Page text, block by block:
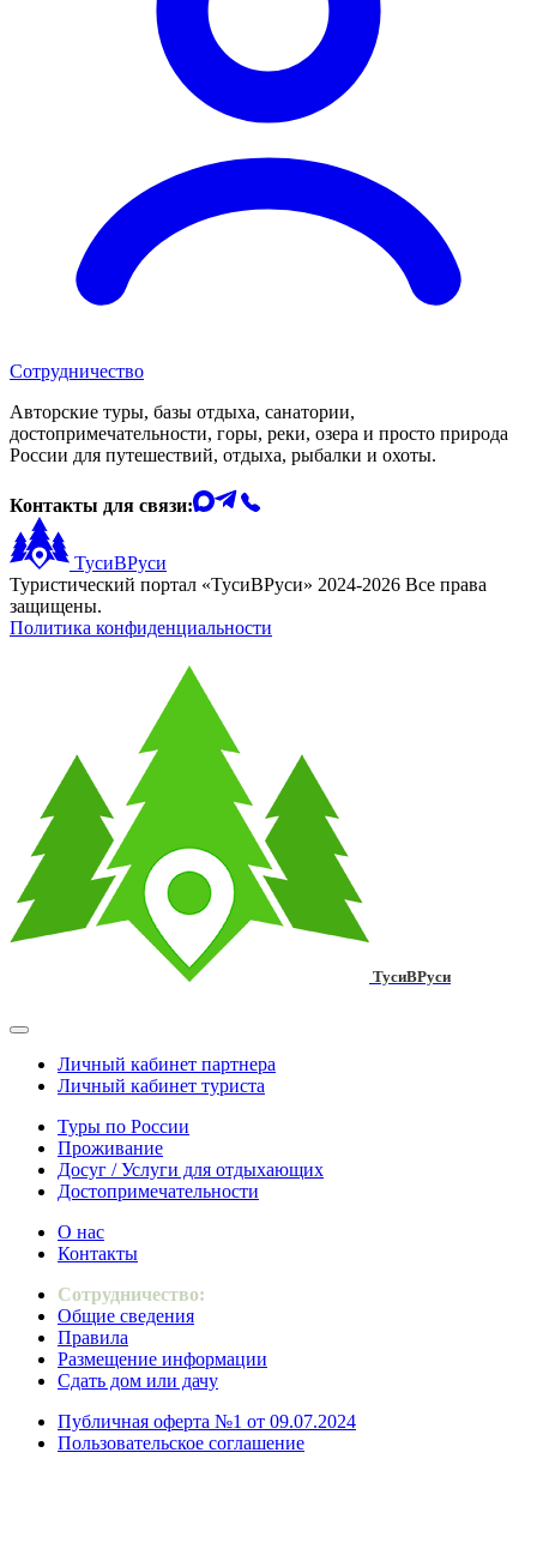
Сотрудничество
Авторские туры, базы отдыха, санатории,
достопримечательности, горы, реки, озера и просто природа
России для путешествий, отдыха, рыбалки и охоты.
Контакты для связи:
ТусиВРуси
Туристический портал «ТусиВРуси» 2024-2026 Все права
защищены.
Политика конфиденциальности
ТусиВРуси
Личный кабинет партнера
Личный кабинет туриста
Туры по России
Проживание
Досуг / Услуги для отдыхающих
Достопримечательности
О нас
Контакты
Сотрудничество:
Общие сведения
Правила
Размещение информации
Сдать дом или дачу
Публичная оферта №1 от 09.07.2024
Пользовательское соглашение